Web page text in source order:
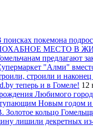
поисках покемона
МЕСТО В
предлагают
"Алми"
строили и наконец
теперь и в Гомеле! 12
Любимого
Новым годом и
кольцо
лишили декретных из-